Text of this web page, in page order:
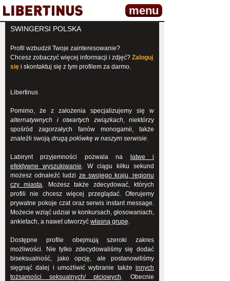
menu
SWINGERSI POLSKA
Profil wzbudził Twoje zainteresowanie?
Chcesz zobaczyć więcej informacji i zdjęć? Zaloguj
się i skontaktuj się z tym profilem za darmo.
Libertinus
Pomimo, że z założenia specjalizujemy się w
alternatywnych i otwartych związkach, niektórzy
spośród zagorzałych fanów monogamii, także
znaleźli swoją drugą połówkę w naszym serwisie.
Labirynt przyjemności pozwala na łatwe i
efektywne wyszukiwanie. W ciągu kilku sekund
możesz odnaleźć ludzi ze swojego kraju, regionu
czy miasta. Możesz także zdecydować, których
profili nie chcesz więcej przeglądać. Oferujemy
prywatne pokoje czat oraz serwis instant message.
Możecie wziąć udział w konkursach, głosowaniach,
ankietach, a nawet utworzyć własną grupę.
Dostępne profile obejmują szeroki zakres
możliwości. Nie tylko zdecydowaliśmy się dodać
biseksualność, jako opcję, ale postanowiliśmy
sięgnąć dalej i umożliwić wybranie także innych
tożsamości seksualnych/ płciowych. Obecnie